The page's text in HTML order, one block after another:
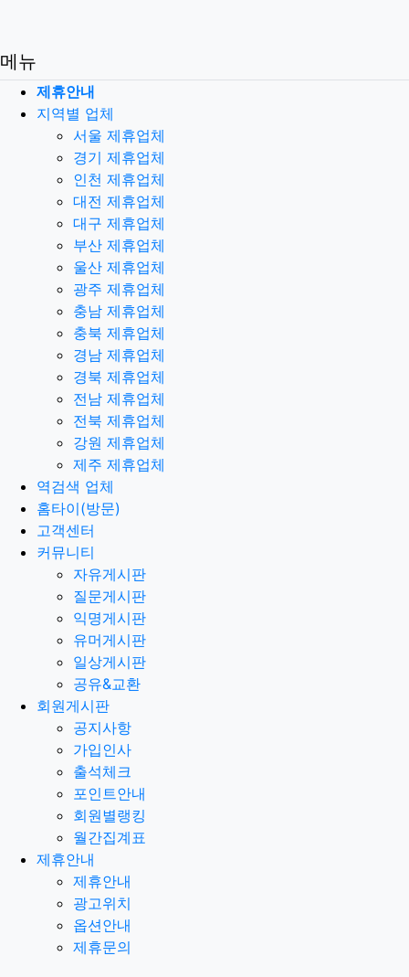
메뉴
제휴안내
지역별 업체
서울 제휴업체
경기 제휴업체
인천 제휴업체
대전 제휴업체
대구 제휴업체
부산 제휴업체
울산 제휴업체
광주 제휴업체
충남 제휴업체
충북 제휴업체
경남 제휴업체
경북 제휴업체
전남 제휴업체
전북 제휴업체
강원 제휴업체
제주 제휴업체
역검색 업체
홈타이(방문)
고객센터
커뮤니티
자유게시판
질문게시판
익명게시판
유머게시판
일상게시판
공유&교환
회원게시판
공지사항
가입인사
출석체크
포인트안내
회원별랭킹
월간집계표
제휴안내
제휴안내
광고위치
옵션안내
제휴문의